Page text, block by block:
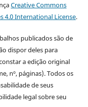
Creative Commons
4.0 International License.
publicados são de
dispor deles para
a edição original
nº, páginas). Todos os
de seus
legal sobre seu